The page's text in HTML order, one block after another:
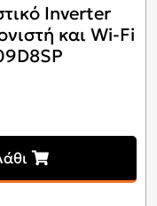
Inverter
και Wi-Fi